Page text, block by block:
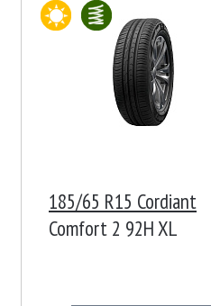
185/65 R15 Cordiant
Comfort 2 92H XL